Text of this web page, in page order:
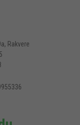
Rakvere